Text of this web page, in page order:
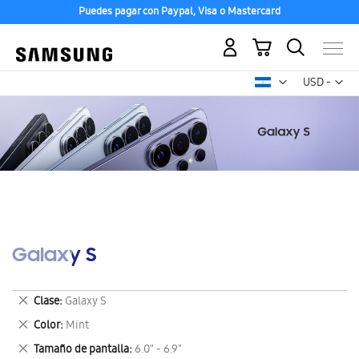
Puedes pagar con Paypal, Visa o Mastercard
USD -
dólar
Mi carrito
Galaxy S
Clase Galaxy S
Eliminar
este
artículo
Color Mint
Eliminar
este
Tamaño de pantalla 6.0" - 6.9"
Eliminar